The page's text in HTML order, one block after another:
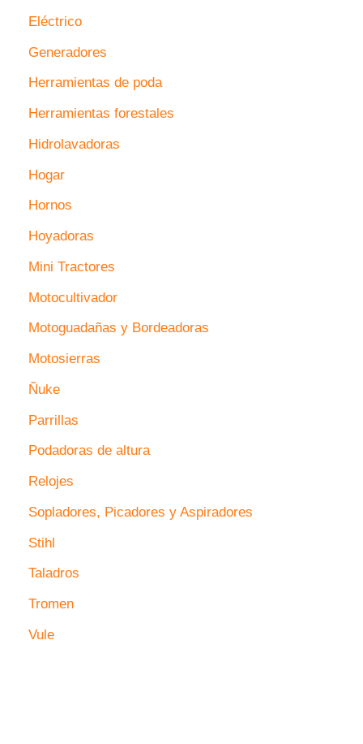
Eléctrico
Generadores
Herramientas de poda
Herramientas forestales
Hidrolavadoras
Hogar
Hornos
Hoyadoras
Mini Tractores
Motocultivador
Motoguadañas y Bordeadoras
Motosierras
Ñuke
Parrillas
Podadoras de altura
Relojes
Sopladores, Picadores y Aspiradores
Stihl
Taladros
Tromen
Vule